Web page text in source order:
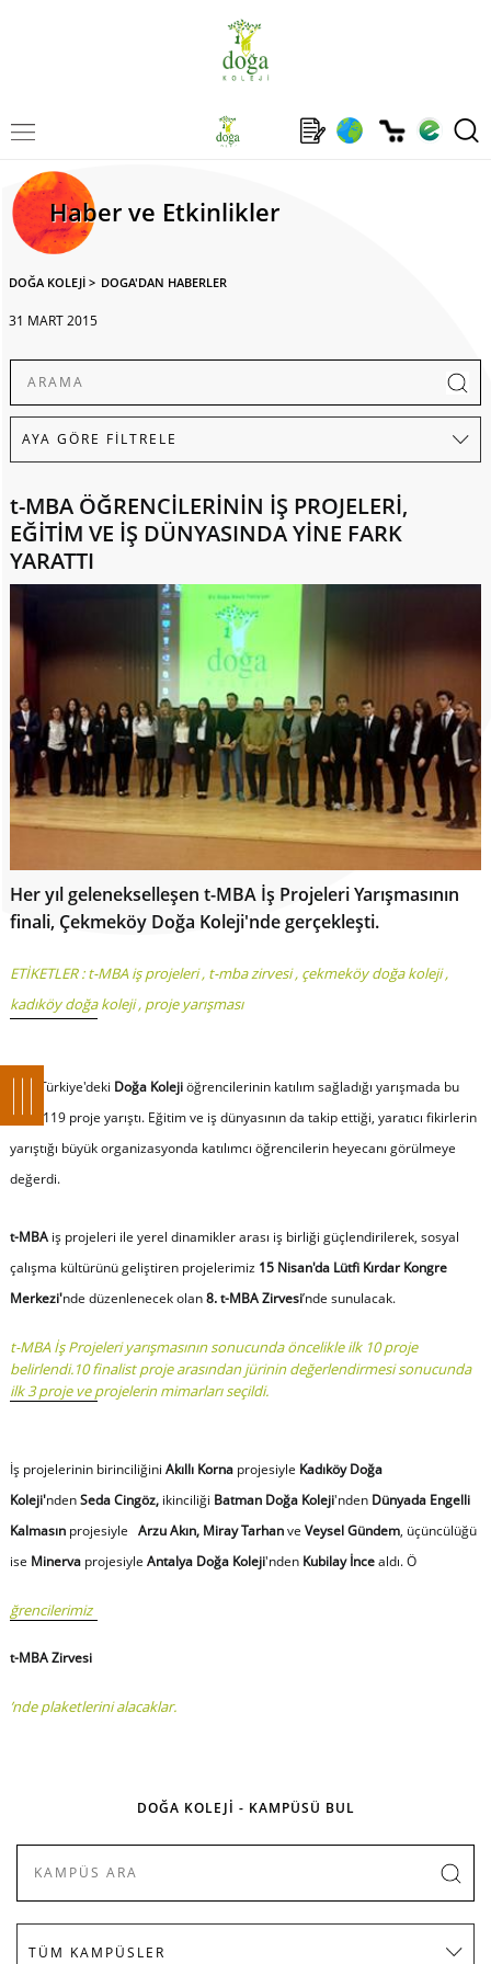
Haber ve Etkinlikler
DOĞA KOLEJİ > DOGA'DAN HABERLER
31 MART 2015
t-MBA ÖĞRENCİLERİNİN İŞ PROJELERİ,
EĞİTİM VE İŞ DÜNYASINDA YİNE FARK
YARATTI
Her yıl gelenekselleşen t-MBA İş Projeleri Yarışmasının
finali, Çekmeköy Doğa Koleji'nde gerçekleşti.
ETİKETLER :t-MBA iş projeleri, t-mba zirvesi, çekmeköy doğa koleji,
kadıköy doğa koleji, proje yarışması
Tüm Türkiye'deki Doğa Kolejiöğrencilerinin katılım sağladığı yarışmada bu
sene 119 proje yarıştı. Eğitim ve iş dünyasının da takip ettiği, yaratıcı fikirlerin
yarıştığı büyük organizasyonda katılımcı öğrencilerin heyecanı görülmeye
değerdi.
t-MBAiş projeleri ile yerel dinamikler arası iş birliği güçlendirilerek, sosyal
çalışma kültürünü geliştiren projelerimiz 15 Nisan'da Lütfi Kırdar Kongre
Merkezi'nde düzenlenecek olan8. t-MBA Zirvesi’nde sunulacak.
t-MBA İş Projeleri yarışmasının sonucunda öncelikle ilk 10 proje
belirlendi.10 finalist proje arasından jürinin değerlendirmesi sonucunda
ilk 3 proje ve projelerin mimarları seçildi.
İş projelerinin birinciliğini Akıllı Kornaprojesiyle Kadıköy Doğa
Koleji'ndenSeda Cingöz, ikinciliği Batman Doğa Koleji'nden Dünyada Engelli
Kalmasınprojesiyle Arzu Akın, Miray Tarhanve Veysel Gündem, üçüncülüğü
ise Minervaprojesiyle Antalya Doğa Koleji'nden Kubilay İncealdı. Ö
ğrencilerimiz
t-MBA Zirvesi
’nde plaketlerini alacaklar.
DOĞA KOLEJİ - KAMPÜSÜ BUL